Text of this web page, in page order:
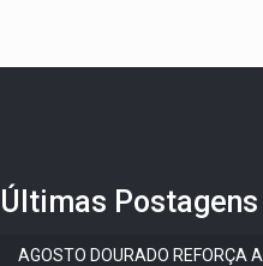
Últimas Postagens
AGOSTO DOURADO REFORÇA A